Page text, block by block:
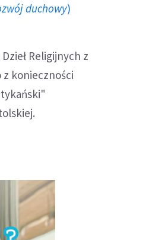
duchowy)
Religijnych z
konieczności